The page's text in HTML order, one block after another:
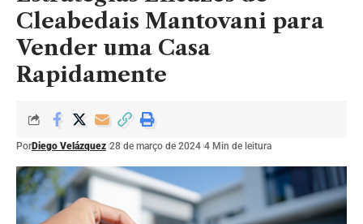
Cleabedais Mantovani para
Vender uma Casa
Rapidamente
PorDiego Velázquez 28 de março de 2024 4 Min de leitura